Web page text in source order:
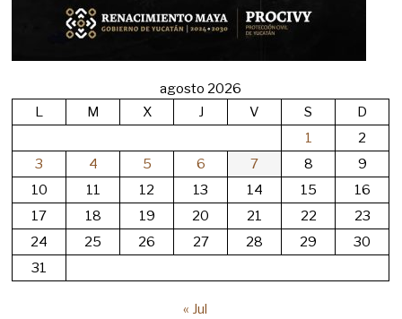
agosto 2026
L
M X J V S
D
1
2
3
4 5 6 7 8
9
10
11 12 13 14 15
16
17
18 19 20 21 22
23
24
25 26 27 28 29
30
31
« Jul